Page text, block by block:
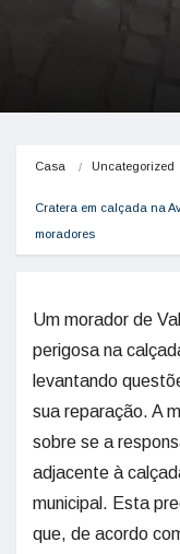
Casa Uncategorized
Cratera em calçada na
moradores
Um morador de
perigosa na
levantando
sua reparação. A
sobre se a
adjacente à
municipal. Esta
que, de acordo